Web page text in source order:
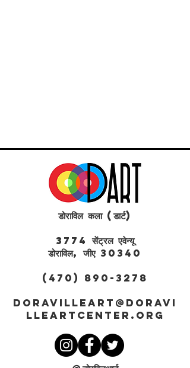
डोराविल कला (डार्ट)
3774 सेंट्रल एवेन्यू
डोराविल, जीए 30340
(470) 890-3278
DORAVILLEART@DORAVI
LLEARTCENTER.ORG